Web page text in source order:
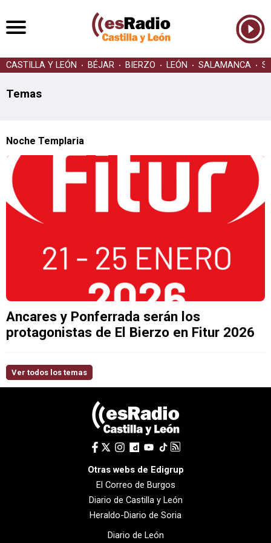
CASTILLA Y LEÓN BÉJAR BIERZO LEÓN SALAMANCA
Temas
Noche Templaria
Ancares y Ponferrada serán los
protagonistas de El Bierzo en Fitur 2026
Ver todos los temas
Otras webs de Edigrup
El Correo de Burgos
Diario de Castilla y León
Heraldo-Diario de Soria
Diario de León